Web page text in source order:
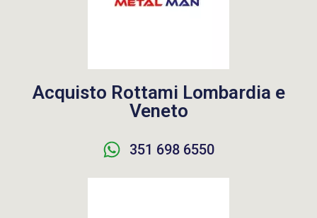
Acquisto Rottami Lombardia e
Veneto
351 698 6550